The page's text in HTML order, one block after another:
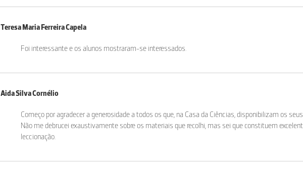
Teresa Maria Ferreira Capela
Foi interessante e os alunos mostraram-se interessados.
Aida Silva Cornélio
Começo por agradecer a generosidade a todos os que, na Casa da Ciências, disponibilizam os
Não me debrucei exaustivamente sobre os materiais que recolhi, mas sei que constituem
leccionação.